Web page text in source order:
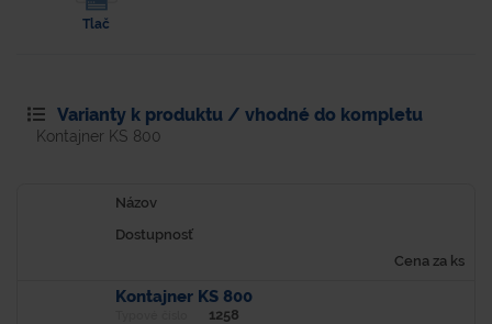
Tlač
Varianty k produktu / vhodné do kompletu
Kontajner KS 800
Názov
Dostupnosť
Cena za ks
Kontajner KS 800
1258